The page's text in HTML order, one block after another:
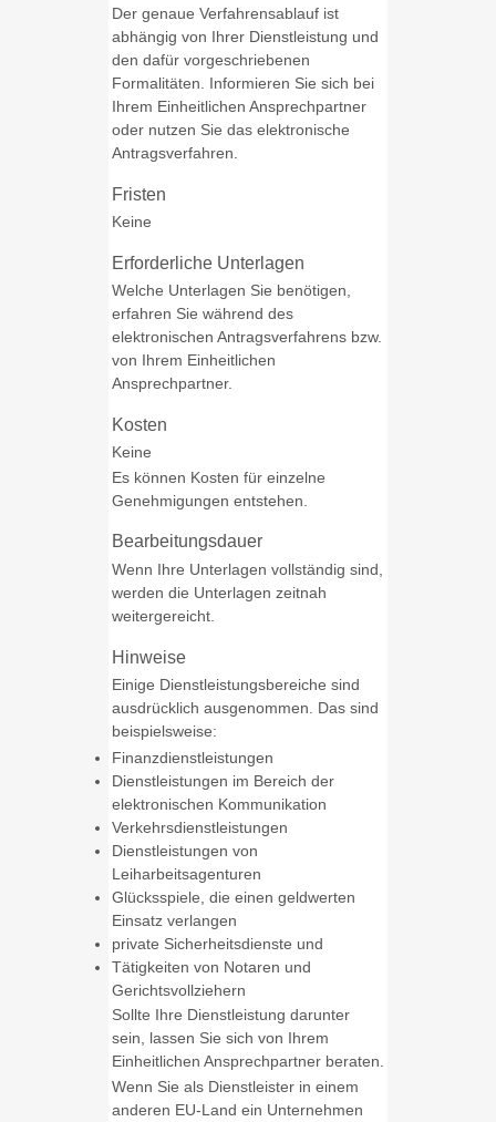
Der genaue Verfahrensablauf ist
abhängig von Ihrer Dienstleistung und
den dafür vorgeschriebenen
Formalitäten. Informieren Sie sich bei
Ihrem Einheitlichen Ansprechpartner
oder nutzen Sie das elektronische
Antragsverfahren.
Fristen
Keine
Erforderliche Unterlagen
Welche Unterlagen Sie benötigen,
erfahren Sie während des
elektronischen Antragsverfahrens bzw.
von Ihrem Einheitlichen
Ansprechpartner.
Kosten
Keine
Es können Kosten für einzelne
Genehmigungen entstehen.
Bearbeitungsdauer
Wenn Ihre Unterlagen vollständig sind,
werden die Unterlagen zeitnah
weitergereicht.
Hinweise
Einige Dienstleistungsbereiche sind
ausdrücklich ausgenommen. Das sind
beispielsweise:
Finanzdienstleistungen
Dienstleistungen im Bereich der
elektronischen Kommunikation
Verkehrsdienstleistungen
Dienstleistungen von
Leiharbeitsagenturen
Glücksspiele, die einen geldwerten
Einsatz verlangen
private Sicherheitsdienste und
Tätigkeiten von Notaren und
Gerichtsvollziehern
Sollte Ihre Dienstleistung darunter
sein, lassen Sie sich von Ihrem
Einheitlichen Ansprechpartner beraten.
Wenn Sie als Dienstleister in einem
anderen EU-Land ein Unternehmen